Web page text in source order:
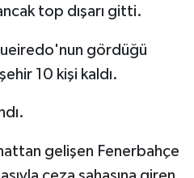
top dışarı gitti.
gördüğü
10 kişi kaldı.
gelişen Fenerbahçe